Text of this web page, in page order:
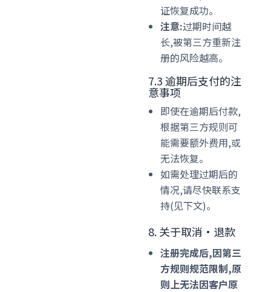
证恢复成功。
注意:过期时间越
长,被第三方重新注
册的风险越高。
7.3 逾期后支付的注
意事项
即使在逾期后付款,
根据第三方规则可
能需要额外费用,或
无法恢复。
如需处理过期后的
情况,请尽快联系支
持(见下文)。
8. 关于取消·退款
注册完成后,因第三
方规则规范限制,原
则上无法因客户原